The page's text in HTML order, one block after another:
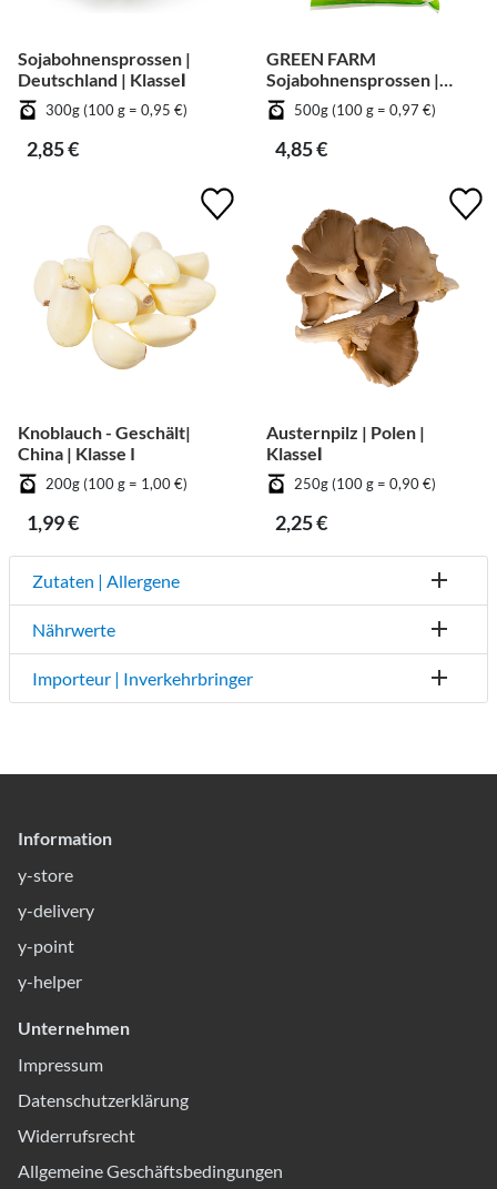
Sojabohnensprossen |
Deutschland | KlasseⅠ
300g (100 g = 0,95 €)
2,85 €
GREEN FARM
Sojabohnensprossen |
Deutschland | KlasseⅠ
500g (100 g = 0,97 €)
4,85 €
Knoblauch - Geschält|
China | Klasse I
200g (100 g = 1,00 €)
1,99 €
Austernpilz | Polen |
KlasseⅠ
250g (100 g = 0,90 €)
2,25 €
Zutaten | Allergene
Nährwerte
Importeur | Inverkehrbringer
Information
y-store
y-delivery
y-point
y-helper
Unternehmen
Impressum
Datenschutzerklärung
Widerrufsrecht
Allgemeine Geschäftsbedingungen